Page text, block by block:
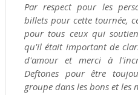
Par respect pour les
billets pour cette tournée,
pour tous ceux qui
qu'il était important de
d'amour et merci à
Deftones pour être
groupe dans les bons et les